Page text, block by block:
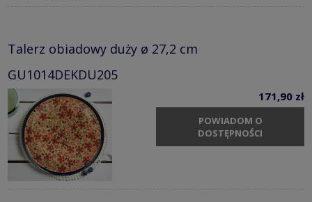
Talerz obiadowy duży ø 27,2 cm
GU1014DEKDU205
171,90 zł
POWIADOM O
DOSTĘPNOŚCI